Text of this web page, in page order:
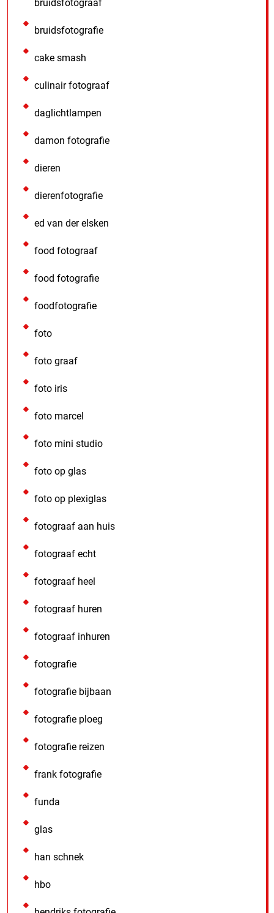
bruidsfotograaf
bruidsfotografie
cake smash
culinair fotograaf
daglichtlampen
damon fotografie
dieren
dierenfotografie
ed van der elsken
food fotograaf
food fotografie
foodfotografie
foto
foto graaf
foto iris
foto marcel
foto mini studio
foto op glas
foto op plexiglas
fotograaf aan huis
fotograaf echt
fotograaf heel
fotograaf huren
fotograaf inhuren
fotografie
fotografie bijbaan
fotografie ploeg
fotografie reizen
frank fotografie
funda
glas
han schnek
hbo